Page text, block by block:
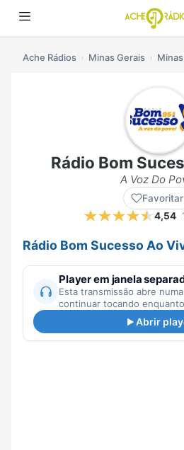
Ache Rádios Minas Gerais
Rádio Bom
A Voz Do
Favoritar
4,54
Rádio Bom Sucesso Ao
Player em janela
Esta transmissão abre
continuar tocando
Abrir